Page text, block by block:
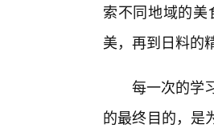
索不同地域的
美，再到日料的
每一次的学
的最终目的，是